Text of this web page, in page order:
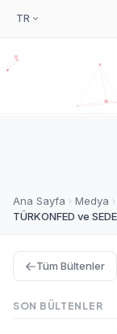
TR
Ana Sayfa Medya
TÜRKONFED ve
Tüm Bültenler
SON BÜLTENLER